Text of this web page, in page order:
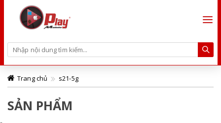
Trang chủ s21-5g
SẢN PHẨM